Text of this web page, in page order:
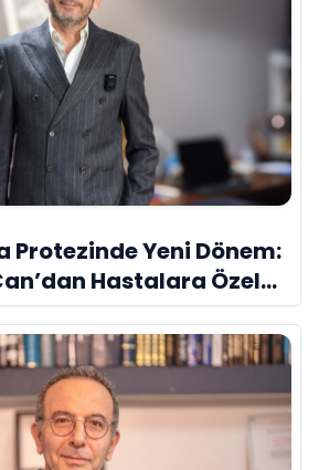
Protezinde Yeni Dönem:
Hastalara Özel